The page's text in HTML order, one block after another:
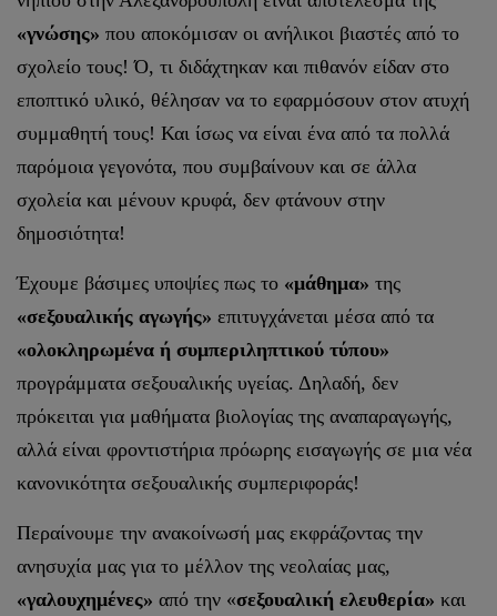
«γνώσης» που αποκόμισαν οι ανήλικοι βιαστές από το
σχολείο τους! Ό, τι διδάχτηκαν και πιθανόν είδαν στο
εποπτικό υλικό, θέλησαν να το εφαρμόσουν στον ατυχή
συμμαθητή τους! Και ίσως να είναι ένα από τα πολλά
παρόμοια γεγονότα, που συμβαίνουν και σε άλλα
σχολεία και μένουν κρυφά, δεν φτάνουν στην
δημοσιότητα!
Έχουμε βάσιμες υποψίες πως το «μάθημα» της
«σεξουαλικής αγωγής» επιτυγχάνεται μέσα από τα
«ολοκληρωμένα ή συμπεριληπτικού τύπου»
προγράμματα σεξουαλικής υγείας. Δηλαδή, δεν
πρόκειται για μαθήματα βιολογίας της αναπαραγωγής,
αλλά είναι φροντιστήρια πρόωρης εισαγωγής σε μια νέα
κανονικότητα σεξουαλικής συμπεριφοράς!
Περαίνουμε την ανακοίνωσή μας εκφράζοντας την
ανησυχία μας για το μέλλον της νεολαίας μας,
«γαλουχημένες» από την «σεξουαλική ελευθερία» και